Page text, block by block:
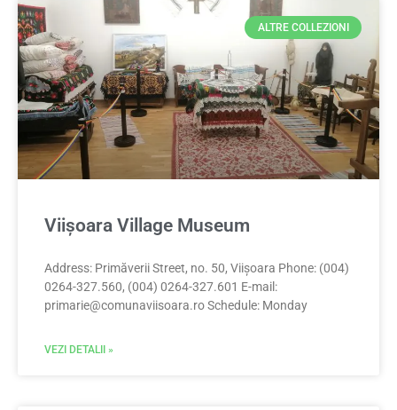
ALTRE COLLEZIONI
Viișoara Village Museum
Address: Primăverii Street, no. 50, Viișoara Phone: (004)
0264-327.560, (004) 0264-327.601 E-mail:
primarie@comunaviisoara.roSchedule: Monday
VEZI DETALII »